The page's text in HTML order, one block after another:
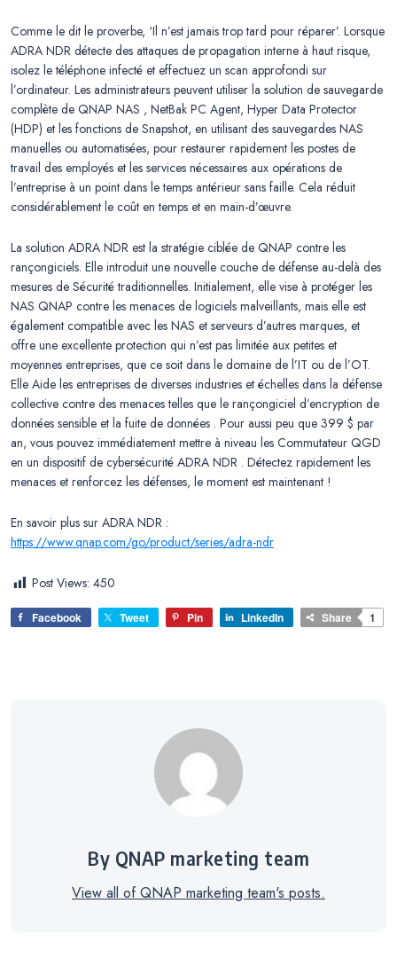
Comme le dit le proverbe, ‘Il n’est jamais trop tard pour réparer’. Lorsque
ADRA NDR détecte des attaques de propagation interne à haut risque,
isolez le téléphone infecté et effectuez un scan approfondi sur
l’ordinateur. Les administrateurs peuvent utiliser la solution de sauvegarde
complète de QNAP NAS , NetBak PC Agent, Hyper Data Protector
(HDP) et les fonctions de Snapshot, en utilisant des sauvegardes NAS
manuelles ou automatisées, pour restaurer rapidement les postes de
travail des employés et les services nécessaires aux opérations de
l’entreprise à un point dans le temps antérieur sans faille. Cela réduit
considérablement le coût en temps et en main-d’œuvre.
La solution ADRA NDR est la stratégie ciblée de QNAP contre les
rançongiciels. Elle introduit une nouvelle couche de défense au-delà des
mesures de Sécurité traditionnelles. Initialement, elle vise à protéger les
NAS QNAP contre les menaces de logiciels malveillants, mais elle est
également compatible avec les NAS et serveurs d’autres marques, et
offre une excellente protection qui n’est pas limitée aux petites et
moyennes entreprises, que ce soit dans le domaine de l’IT ou de l’OT.
Elle Aide les entreprises de diverses industries et échelles dans la défense
collective contre des menaces telles que le rançongiciel d’encryption de
données sensible et la fuite de données . Pour aussi peu que 399 $ par
an, vous pouvez immédiatement mettre à niveau les Commutateur QGD
en un dispositif de cybersécurité ADRA NDR . Détectez rapidement les
menaces et renforcez les défenses, le moment est maintenant !
En savoir plus sur ADRA NDR :
https://www.qnap.com/go/product/series/adra-ndr
Post Views: 450
Facebook Tweet Pin LinkedIn Share 1
By QNAP marketing team
View all of QNAP marketing team's posts.